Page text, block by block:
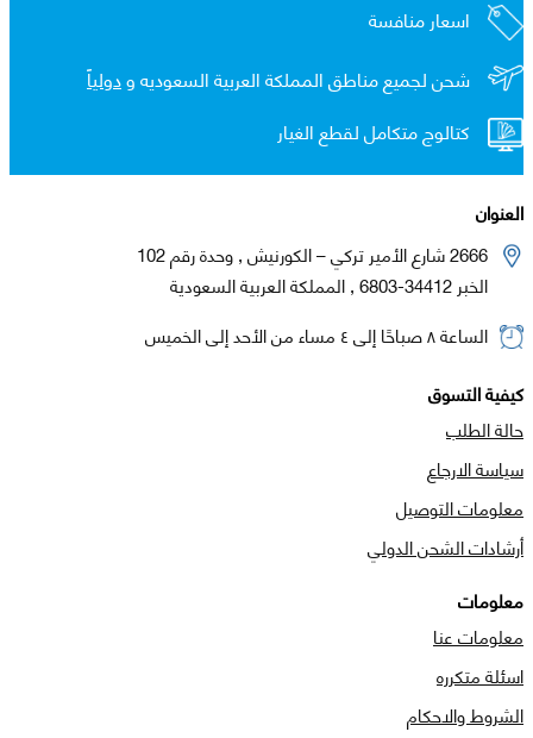
اسعار منافسة
شحن لجميع مناطق المملكة العربية السعوديه ودولياً
كتالوج متكامل لقطع الغيار
العنوان
2666 شارع الأمير تركي – الكورنيش , وحدة رقم 102
الخبر 34412-6803 , المملكة العربية السعودية
الساعة ٨ صباحًا إلى ٤ مساء من الأحد إلى الخميس
كيفية التسوق
حالة الطلب
سياسة الارجاع
معلومات التوصيل
أرشادات الشحن الدولي
معلومات
معلومات عنا
اسئلة متكرره
الشروط والاحكام